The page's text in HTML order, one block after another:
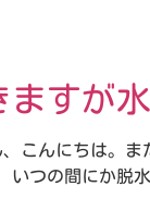
すが
んにちは。ま
いつの間にか脱